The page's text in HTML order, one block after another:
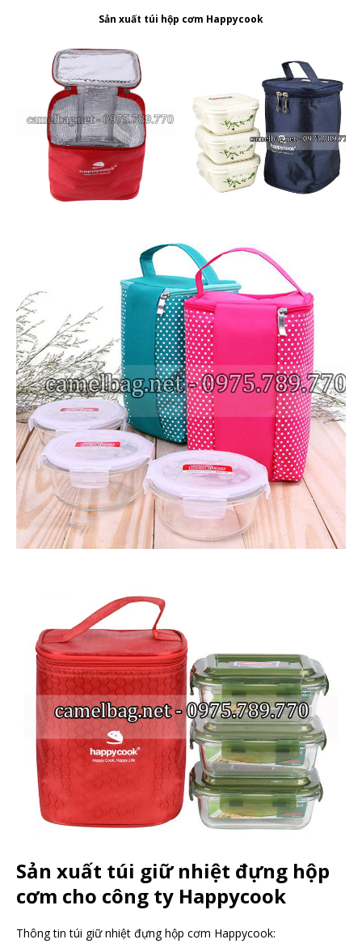
Sản xuất túi hộp cơm Happycook
Sản xuất túi giữ nhiệt đựng hộp
cơm cho công ty Happycook
Thông tin túi giữ nhiệt đựng hộp cơm Happycook: